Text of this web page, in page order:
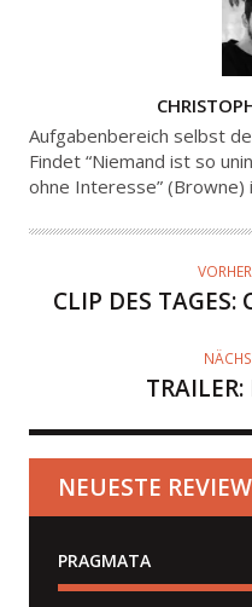
U
T
O
Aufgabenbereich selbst
Findet “Niemand ist so
ohne Interesse” (Browne)
CLIP DES TAGES:
NEUESTE
PRAGMATA